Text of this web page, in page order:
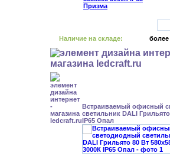
Наличие на складе: более
Встраиваемый офисный
светильник DALI
IP65 Опал